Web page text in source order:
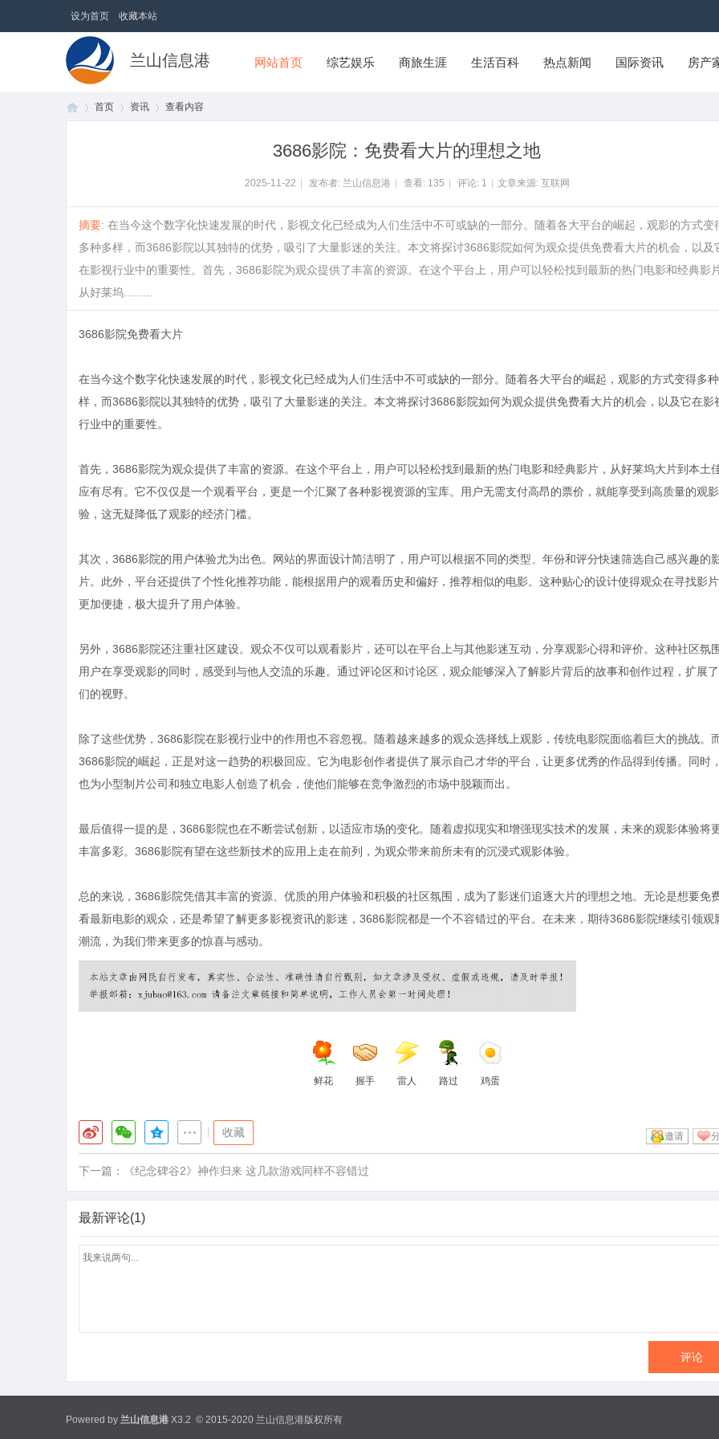
设为首页 收藏本站
兰山信息港 网站首页 综艺娱乐 商旅生涯 生活百科 热点新闻 国际资讯 房产
首页 资讯 查看内容
3686影院：免费看大片的理想之地
2025-11-22 发布者: 兰山信息港 查看: 135 评论: 1 文章来源: 互联网
摘要: 在当今这个数字化快速发展的时代，影视文化已经成为人们生活中不可或缺的一部分。随着各大平台的崛起，观影的方式变
多种多样，而3686影院以其独特的优势，吸引了大量影迷的关注。本文将探讨3686影院如何为观众提供免费看大片的机会，以及
在影视行业中的重要性。首先，3686影院为观众提供了丰富的资源。在这个平台上，用户可以轻松找到最新的热门电影和经典影
从好莱坞.........
3686影院免费看大片
在当今这个数字化快速发展的时代，影视文化已经成为人们生活中不可或缺的一部分。随着各大平台的崛起，观影的方式变得多
样，而3686影院以其独特的优势，吸引了大量影迷的关注。本文将探讨3686影院如何为观众提供免费看大片的机会，以及它在影
行业中的重要性。
首先，3686影院为观众提供了丰富的资源。在这个平台上，用户可以轻松找到最新的热门电影和经典影片，从好莱坞大片到本土
应有尽有。它不仅仅是一个观看平台，更是一个汇聚了各种影视资源的宝库。用户无需支付高昂的票价，就能享受到高质量的观
验，这无疑降低了观影的经济门槛。
其次，3686影院的用户体验尤为出色。网站的界面设计简洁明了，用户可以根据不同的类型、年份和评分快速筛选自己感兴趣的
片。此外，平台还提供了个性化推荐功能，能根据用户的观看历史和偏好，推荐相似的电影。这种贴心的设计使得观众在寻找影
更加便捷，极大提升了用户体验。
另外，3686影院还注重社区建设。观众不仅可以观看影片，还可以在平台上与其他影迷互动，分享观影心得和评价。这种社区氛
用户在享受观影的同时，感受到与他人交流的乐趣。通过评论区和讨论区，观众能够深入了解影片背后的故事和创作过程，扩展
们的视野。
除了这些优势，3686影院在影视行业中的作用也不容忽视。随着越来越多的观众选择线上观影，传统电影院面临着巨大的挑战。
3686影院的崛起，正是对这一趋势的积极回应。它为电影创作者提供了展示自己才华的平台，让更多优秀的作品得到传播。同时
也为小型制片公司和独立电影人创造了机会，使他们能够在竞争激烈的市场中脱颖而出。
最后值得一提的是，3686影院也在不断尝试创新，以适应市场的变化。随着虚拟现实和增强现实技术的发展，未来的观影体验将
丰富多彩。3686影院有望在这些新技术的应用上走在前列，为观众带来前所未有的沉浸式观影体验。
总的来说，3686影院凭借其丰富的资源、优质的用户体验和积极的社区氛围，成为了影迷们追逐大片的理想之地。无论是想要免
看最新电影的观众，还是希望了解更多影视资讯的影迷，3686影院都是一个不容错过的平台。在未来，期待3686影院继续引领观
潮流，为我们带来更多的惊喜与感动。
鲜花 握手 雷人 路过 鸡蛋
收藏 邀请
下一篇： 《纪念碑谷2》神作归来 这几款游戏同样不容错过
最新评论(1)
评论
Powered by 兰山信息港 X3.2 © 2015-2020 兰山信息港版权所有